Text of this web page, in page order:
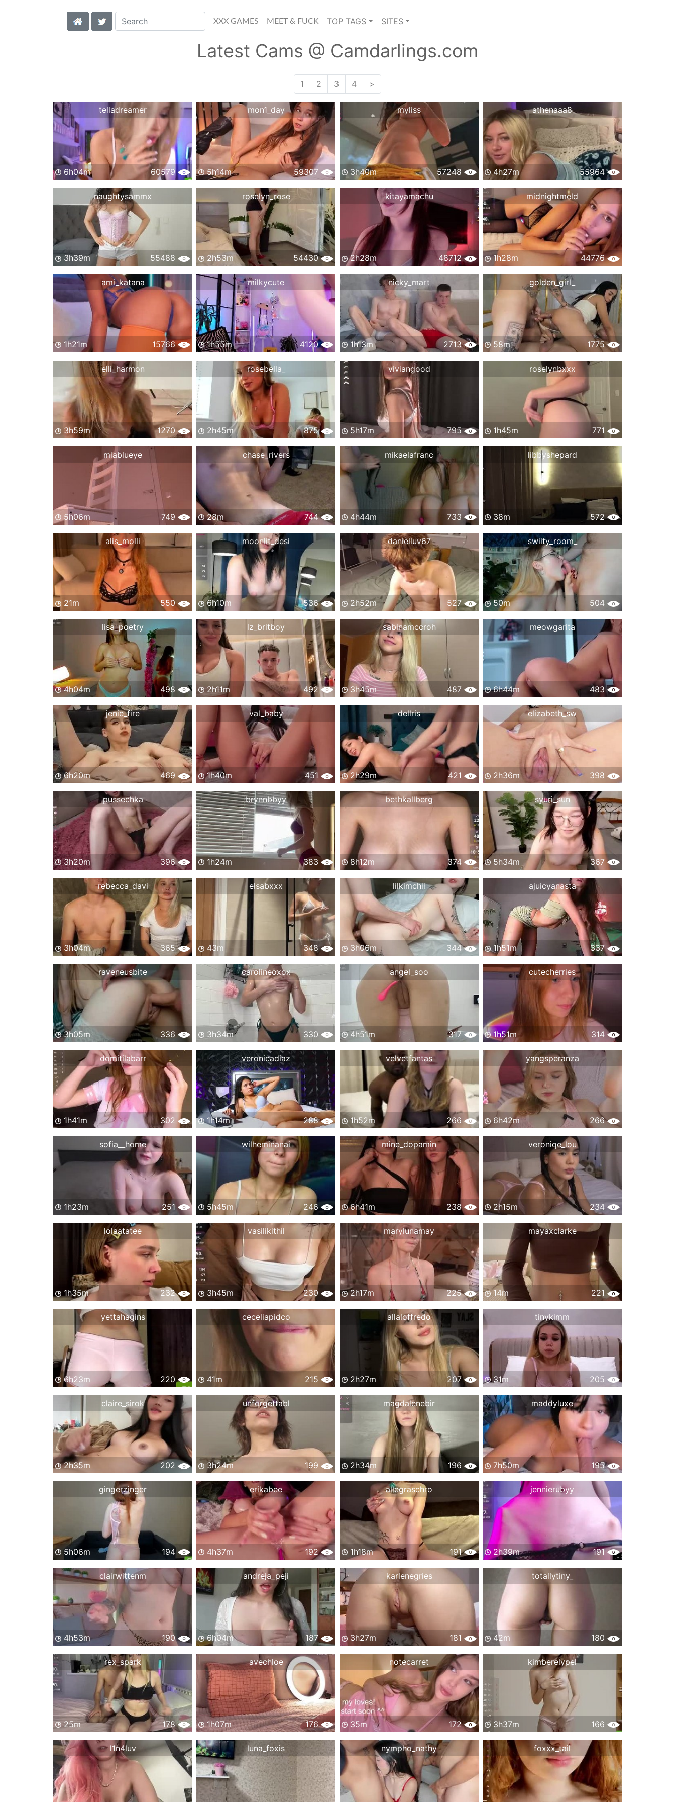
XXX GAMES MEET & FUCK TOP TAGS SITES
Latest Cams @ Camdarlings.com
1 2 3 4 >
telladreamer
6h04m 60579
mon1_day
5h14m 59307
myliss
3h40m 57248
athenaaa8
4h27m 55964
naughtysammx
3h39m 55488
roselyn_rose
2h53m 54430
kitayamachu
2h28m 48712
midnightmeld
1h28m 44776
ami_katana
1h21m 15766
milkycute
1h55m 4120
nicky_mart
1h13m 2713
golden_girl_
58m 1775
elli_harmon
3h59m 1270
rosebella_
2h45m 875
viviangood
5h17m 795
roselynbxxx
1h45m 771
miablueye
5h06m 749
chase_rivers
28m 744
mikaelafranc
4h44m 733
libbyshepard
38m 572
alis_molli
21m 550
moonlit_desi
6h10m 536
danielluv67
2h52m 527
swiity_room_
50m 504
lisa_poetry
4h04m 498
lz_britboy
2h11m 492
sabinamccroh
3h45m 487
meowgarita
6h44m 483
jenie_fire
6h20m 469
val_baby
1h40m 451
dellris
2h29m 421
elizabeth_sw
2h36m 398
pussechka
3h20m 396
brynnbbyy
1h24m 383
bethkallberg
8h12m 374
syuri_sun
5h34m 367
rebecca_davi
3h04m 365
elsabxxx
43m 348
lilkimchii
3h06m 344
ajuicyanasta
1h51m 337
raveneusbite
3h05m 336
carolineoxox
3h34m 330
angel_soo
4h51m 317
cutecherries
1h51m 314
domitilabarr
1h41m 302
veronicadiaz
1h14m 288
velvetfantas
1h52m 266
yangsperanza
6h42m 266
sofia__home
1h23m 251
wilheminanai
5h45m 246
mine_dopamin
6h41m 238
veroniqe_lou
2h15m 234
lolaatatee
1h35m 232
vasilikithil
3h45m 230
marylunamay
2h17m 225
mayaxclarke
14m 221
yettahagins
6h23m 220
ceceliapidco
41m 215
allaloffredo
2h27m 207
tinykimm
31m 205
claire_sirok
2h35m 202
unforgettabl
3h24m 199
magdalenebir
2h34m 196
maddyluxe
7h50m 195
gingerzinger
5h06m 194
erikabee
4h37m 192
allegraschro
1h18m 191
jennierubyy
2h39m 191
clairwittenm
4h53m 190
andreja_peji
6h04m 187
karlenegries
3h27m 181
totallytiny_
42m 180
rex_spark
25m 178
avechloe
1h07m 176
notecarret
35m 172
kimberelypel
3h37m 166
l1n4luv luna_foxis nympho_nathy foxxx_tail